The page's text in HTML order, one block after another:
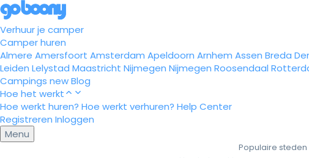
Verhuur je camper
Camper huren
Almere Amersfoort Amsterdam Apeldoorn Arnhem Assen Breda
Leiden Lelystad Maastricht Nijmegen Nijmegen Roosendaal
Campings newBlog
Hoe het werkt
Hoe werkt huren? Hoe werkt verhuren? Help Center
Registreren Inloggen
Menu
Populaire steden